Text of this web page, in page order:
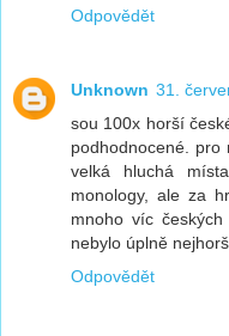
Odpovědět
Unknown 31.
sou 100x horší
podhodnocené.
velká hluchá
monology, ale za
mnoho víc
nebylo úplně
Odpovědět